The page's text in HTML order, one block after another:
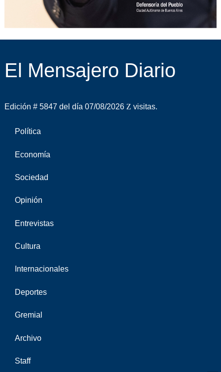
El Mensajero Diario
Edición # 5847 del día 07/08/2026 visitas.
Política
Economía
Sociedad
Opinión
Entrevistas
Cultura
Internacionales
Deportes
Gremial
Archivo
Staff